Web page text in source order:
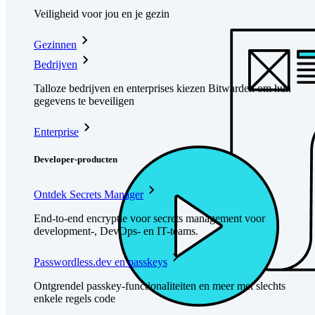
Veiligheid voor jou en je gezin
Gezinnen
Bedrijven
Talloze bedrijven en enterprises kiezen Bitwarden om hun
gegevens te beveiligen
Enterprise
Developer-producten
Ontdek Secrets Manager
End-to-end encryptie voor secrets management voor
development-, DevOps- en IT-teams.
Passwordless.dev en passkeys
Ontgrendel passkey-functionaliteiten en meer met slechts
enkele regels code